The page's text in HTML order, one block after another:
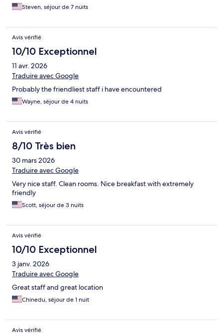
Steven, séjour de 7 nuits
Avis vérifié
10/10 Exceptionnel
11 avr. 2026
Traduire avec Google
Probably the friendliest staff i have encountered
Wayne, séjour de 4 nuits
Avis vérifié
8/10 Très bien
30 mars 2026
Traduire avec Google
Very nice staff. Clean rooms. Nice breakfast with extremely
friendly
Scott, séjour de 3 nuits
Avis vérifié
10/10 Exceptionnel
3 janv. 2026
Traduire avec Google
Great staff and great location
Chinedu, séjour de 1 nuit
Avis vérifié